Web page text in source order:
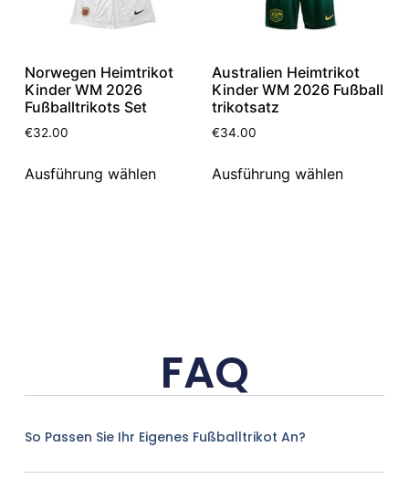
Norwegen Heimtrikot
Kinder WM 2026
Fußballtrikots Set
€32.00
Ausführung wählen
Australien Heimtrikot
Kinder WM 2026 Fußball
trikotsatz
€34.00
Ausführung wählen
FAQ
So Passen Sie Ihr Eigenes Fußballtrikot An?